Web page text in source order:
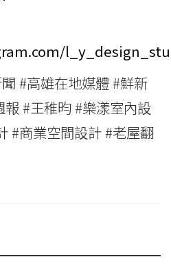
#高雄在地媒體 #鮮新
#王稚昀 #樂漾室內設
#商業空間設計 #老屋翻